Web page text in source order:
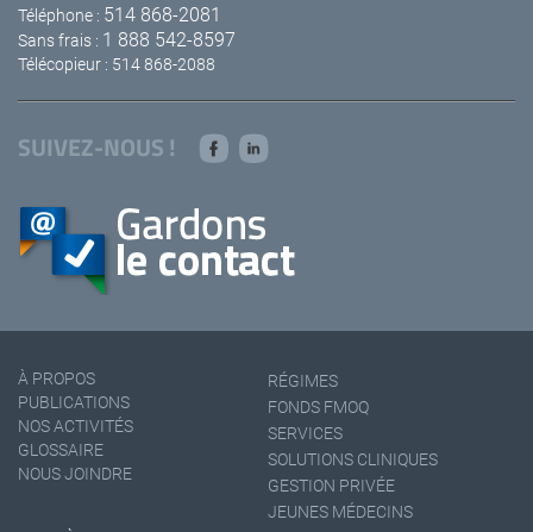
Téléphone : 514 868-2081
Sans frais : 1 888 542-8597
Télécopieur : 514 868-2088
SUIVEZ-NOUS !
À PROPOS
PUBLICATIONS
NOS ACTIVITÉS
GLOSSAIRE
NOUS JOINDRE
RÉGIMES
FONDS FMOQ
SERVICES
SOLUTIONS CLINIQUES
GESTION PRIVÉE
JEUNES MÉDECINS